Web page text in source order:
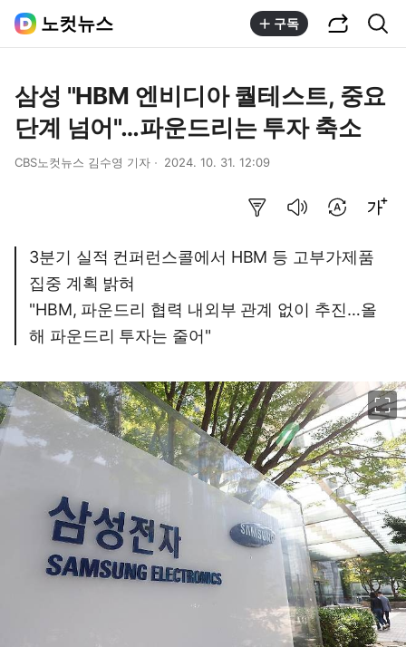
노컷뉴스 구독
삼성 "HBM 엔비디아 퀄테스트, 중요
단계 넘어"…파운드리는 투자 축소
CBS노컷뉴스 김수영 기자 2024. 10. 31. 12:09
3분기 실적 컨퍼런스콜에서 HBM 등 고부가제품
집중 계획 밝혀
"HBM, 파운드리 협력 내외부 관계 없이 추진…올
해 파운드리 투자는 줄어"